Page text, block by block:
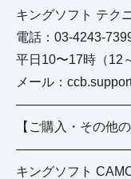
キングソフト テク
電話：03-4243-
平日10〜17時（12
メール：
【ご購入・その他
キングソフト